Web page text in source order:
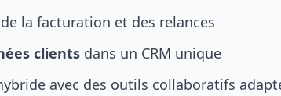
la facturation et des relances
clients dans un CRM unique
avec des outils collaboratifs